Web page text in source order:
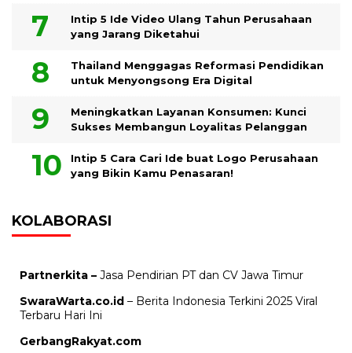
Intip 5 Ide Video Ulang Tahun Perusahaan
yang Jarang Diketahui
Thailand Menggagas Reformasi Pendidikan
untuk Menyongsong Era Digital
Meningkatkan Layanan Konsumen: Kunci
Sukses Membangun Loyalitas Pelanggan
Intip 5 Cara Cari Ide buat Logo Perusahaan
yang Bikin Kamu Penasaran!
KOLABORASI
Partnerkita – Jasa Pendirian PT dan CV Jawa Timur
SwaraWarta.co.id – Berita Indonesia Terkini 2025 Viral
Terbaru Hari Ini
GerbangRakyat.com